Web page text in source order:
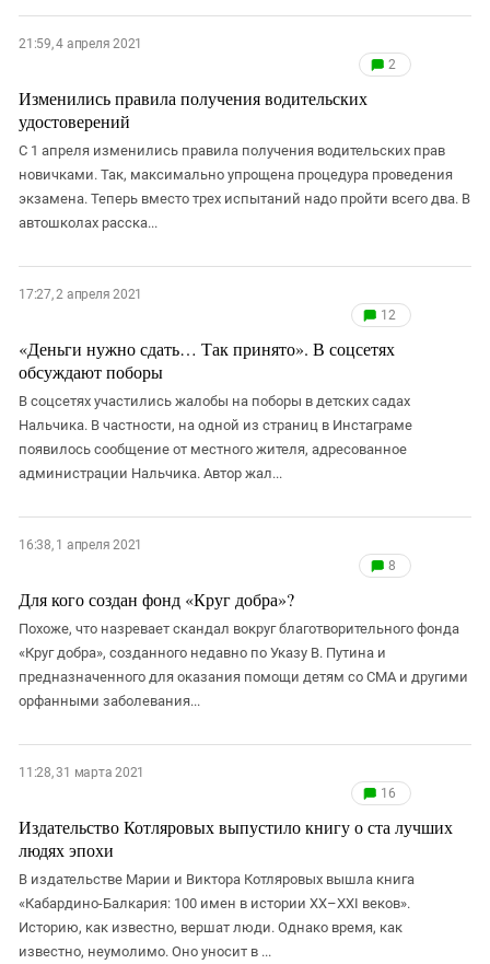
21:59, 4 апреля 2021
2
Изменились правила получения водительских
удостоверений
С 1 апреля изменились правила получения водительских прав
новичками. Так, максимально упрощена процедура проведения
экзамена. Теперь вместо трех испытаний надо пройти всего два. В
автошколах расска...
17:27, 2 апреля 2021
12
«Деньги нужно сдать… Так принято». В соцсетях
обсуждают поборы
В соцсетях участились жалобы на поборы в детских садах
Нальчика. В частности, на одной из страниц в Инстаграме
появилось сообщение от местного жителя, адресованное
администрации Нальчика. Автор жал...
16:38, 1 апреля 2021
8
Для кого создан фонд «Круг добра»?
Похоже, что назревает скандал вокруг благотворительного фонда
«Круг добра», созданного недавно по Указу В. Путина и
предназначенного для оказания помощи детям со СМА и другими
орфанными заболевания...
11:28, 31 марта 2021
16
Издательство Котляровых выпустило книгу о ста лучших
людях эпохи
В издательстве Марии и Виктора Котляровых вышла книга
«Кабардино-Балкария: 100 имен в истории XX–XXI веков».
Историю, как известно, вершат люди. Однако время, как
известно, неумолимо. Оно уносит в ...